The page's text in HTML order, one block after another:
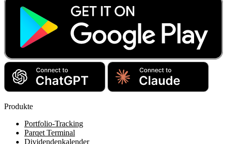
Produkte
Portfolio-Tracking
Parqet Terminal
Dividendenkalender